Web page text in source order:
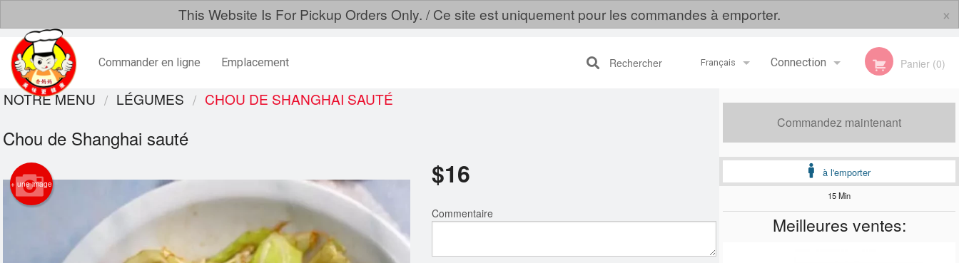
This Website Is For Pickup Orders Only. / Ce site est uniquement pour les commandes à emporter. ×
Commander en ligne Emplacement Français Connection Panier (0)
Rechercher
Commandez maintenant
à l'emporter
15 Min
Meilleures ventes:
NOTRE MENU LÉGUMES CHOU DE SHANGHAI SAUTÉ
Chou de Shanghai sauté
+ une image $16
Commentaire